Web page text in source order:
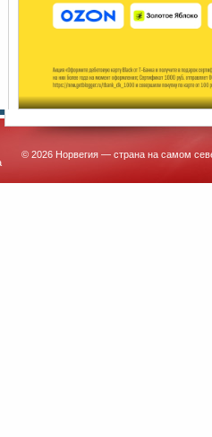
© 2026 Норвегия — страна на самом